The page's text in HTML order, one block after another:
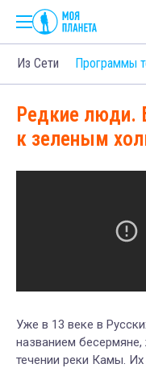
Из Сети Программы
Редкие люди.
к зеленым
Уже в 13 веке в
названием
течении реки Камы.